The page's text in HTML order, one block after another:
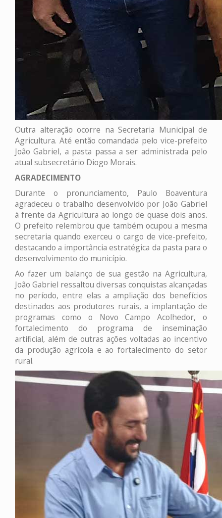
Outra alteração ocorre na Secretaria Municipal de
Agricultura. Até então comandada pelo vice-prefeito
João Gabriel, a pasta passa a ser administrada pelo
atual subsecretário Diogo Morais.
AGRADECIMENTO
Durante o pronunciamento, Paulo Boaventura
agradeceu o trabalho desenvolvido por João Gabriel
à frente da Agricultura ao longo de quase dois anos.
O prefeito relembrou que também ocupou a mesma
secretaria quando exerceu o cargo de vice-prefeito,
destacando a importância estratégica da pasta para o
desenvolvimento do município.
Ao fazer um balanço de sua gestão na Agricultura,
João Gabriel ressaltou diversas conquistas alcançadas
no período, entre elas a ampliação dos benefícios
destinados aos produtores rurais, a implantação de
programas como o Novo Campo Acolhedor, o
fortalecimento do programa de inseminação
artificial, além de outras ações voltadas ao incentivo
da produção agrícola e ao fortalecimento do setor
rural.